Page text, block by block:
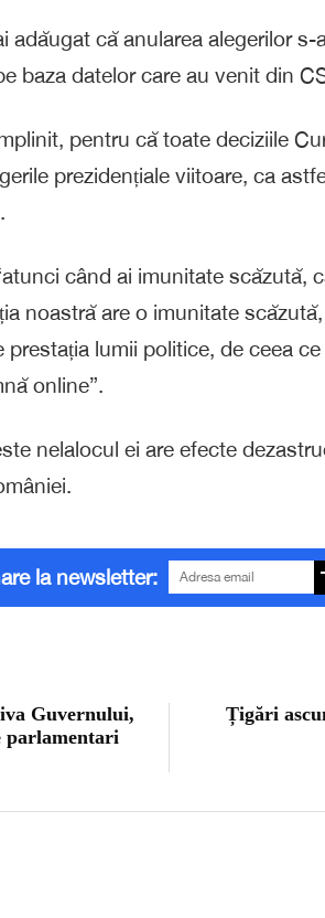
adăugat că anularea alegerilor
baza datelor care au venit din
pentru că toate deciziile
prezidențiale viitoare, ca
când ai imunitate scăzută,
noastră are o imunitate
lumii politice, de ceea
online”.
nelalocul ei are efecte
la newsletter:
Guvernului,
parlamentari
Țigări